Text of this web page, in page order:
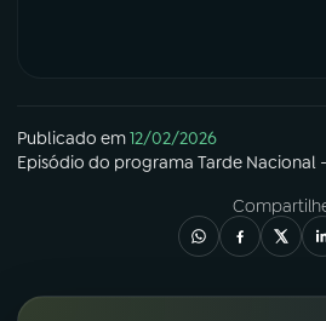
Publicado em12/02/2026
Episódio do programa Tarde Nacional